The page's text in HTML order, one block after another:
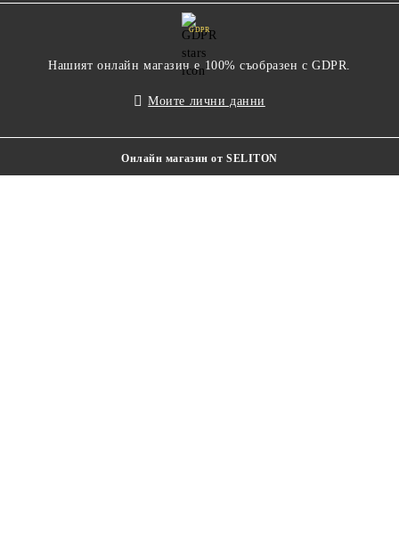
GDPR
Нашият онлайн магазин е 100% съобразен с GDPR.
Моите лични данни
Онлайн магазин от SELITON